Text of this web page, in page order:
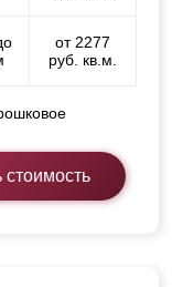
от 2277
руб. кв.м.
стоимость